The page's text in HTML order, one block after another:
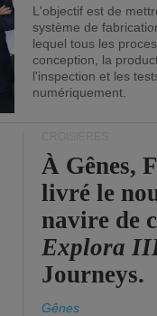
L'objectif est de
système de
lequel tous les
conception, la
l'inspection et les
numériquement.
À Gênes,
livré le
navire de
Explora
Journeys.
Gênes